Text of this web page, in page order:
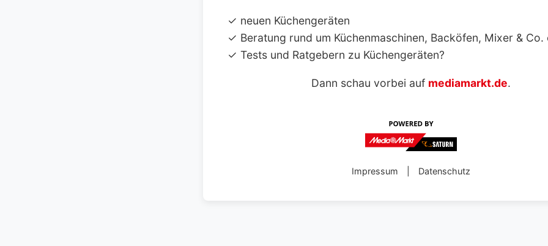
✓ neuen Küchengeräten
✓ Beratung rund um Küchenmaschinen, Backöfen, Mixer & Co.
✓ Tests und Ratgebern zu Küchengeräten?
Dann schau vorbei auf mediamarkt.de.
Impressum Datenschutz